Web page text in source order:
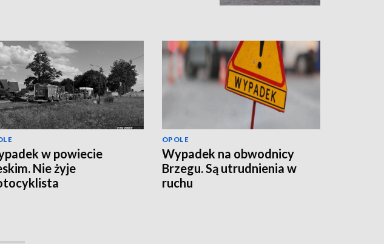
w powiecie
Nie żyje
OPOLE
Wypadek na obwodnicy
Brzegu. Są utrudnienia w
ruchu